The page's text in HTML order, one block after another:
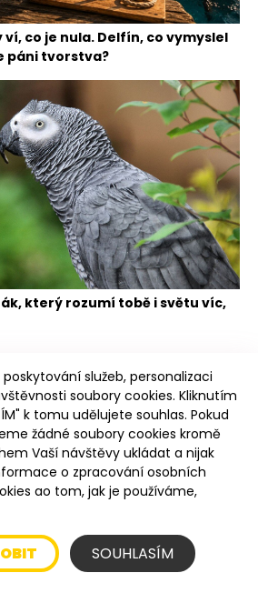
ví, co je nula. Delfín, co vymyslel
páni tvorstva?
který rozumí tobě i světu víc,
služeb, personalizaci
soubory cookies. Kliknutím
k tomu udělujete souhlas. Pokud
žádné soubory cookies kromě
Vaší návštěvy ukládat a nijak
o zpracování osobních
ao tom, jak je používáme,
SOUHLASÍM